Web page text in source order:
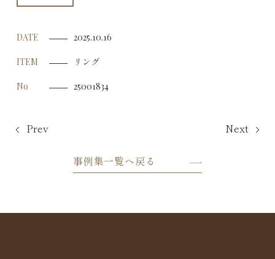
DATE 2025.10.16
ITEM リング
No 25001834
Prev Next
事例集一覧へ戻る